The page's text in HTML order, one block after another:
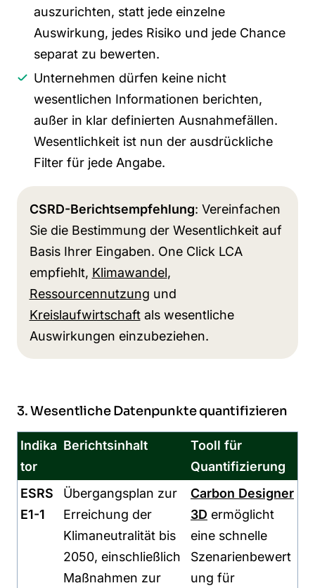
auszurichten, statt jede einzelne
Auswirkung, jedes Risiko und jede Chance
separat zu bewerten.
Unternehmen dürfen keine nicht
wesentlichen Informationen berichten,
außer in klar definierten Ausnahmefällen.
Wesentlichkeit ist nun der ausdrückliche
Filter für jede Angabe.
CSRD-Berichtsempfehlung: Vereinfachen
Sie die Bestimmung der Wesentlichkeit auf
Basis Ihrer Eingaben. One Click LCA
empfiehlt, Klimawandel,
Ressourcennutzung und
Kreislaufwirtschaftals wesentliche
Auswirkungen einzubeziehen.
3. Wesentliche Datenpunkte quantifizieren
Indika
tor
Berichtsinhalt
Tooll für
Quantifizierung
ESRS
E1-1
Übergangsplan zur
Erreichung der
Klimaneutralität bis
2050, einschließlich
Maßnahmen zur
Carbon Designer
3D ermöglicht
eine schnelle
Szenarienbewert
ung für